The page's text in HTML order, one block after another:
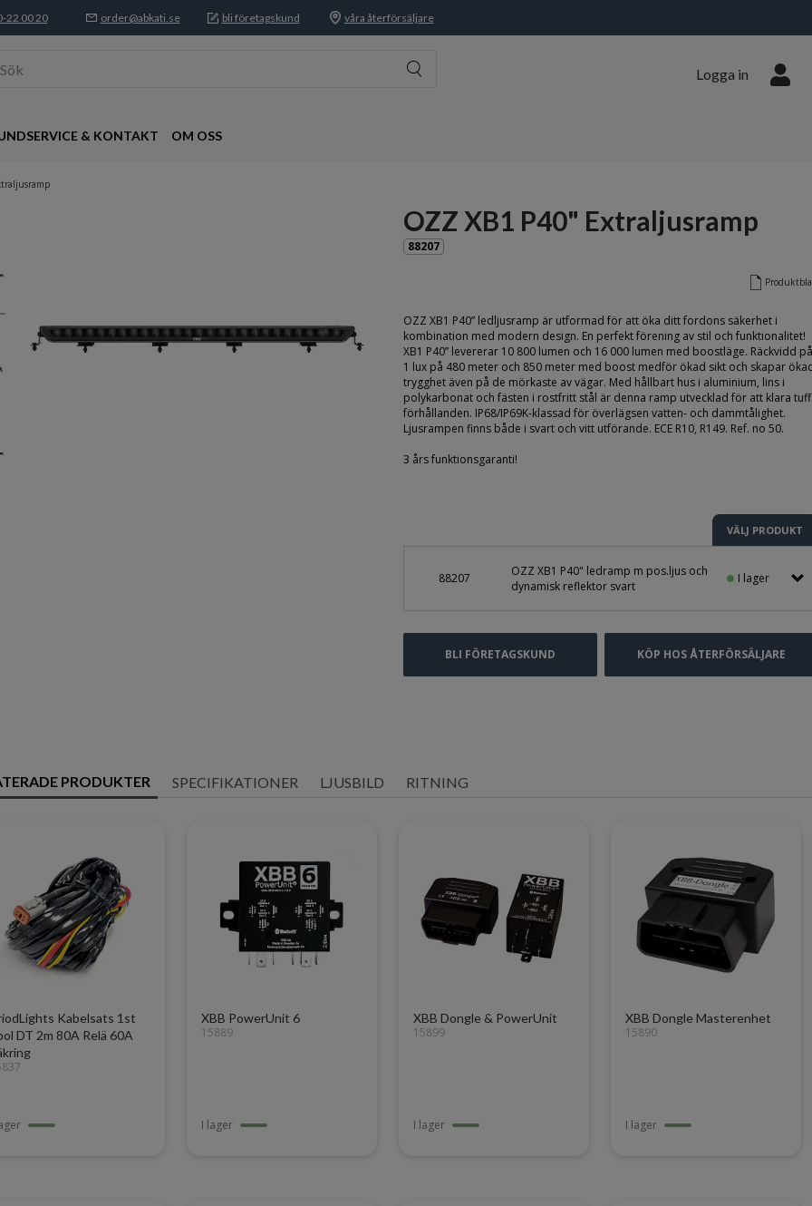
22 00 20 order@abkati.se bli företagskund våra återförsäljare
Sök Logga in
& KONTAKT OM OSS
OZZ XB1 P40" Extraljusramp
88207
OZZ XB1 P40” ledljusramp är utformad för att öka ditt fordons säkerhet i
kombination med modern design. En perfekt förening av stil och funktionalitet!
XB1 P40” levererar 10 800 lumen och 16 000 lumen med boostläge. Räckvidd på
1 lux på 480 meter och 850 meter med boost medför ökad sikt och skapar
trygghet även på de mörkaste av vägar. Med hållbart hus i aluminium, lins i
polykarbonat och fästen i rostfritt stål är denna ramp utvecklad för att klara
förhållanden. IP68/IP69K-klassad för överlägsen vatten- och dammtålighet.
Ljusrampen finns både i svart och vitt utförande. ECE R10, R149. Ref. no 50.
3 års funktionsgaranti!
VÄLJ PRODUKT
88207
OZZ XB1 P40" ledramp m pos.ljus och
dynamisk reflektor svart
I lager
BLI FÖRETAGSKUND KÖP HOS ÅTERFÖRSÄLJARE
PRODUKTER SPECIFIKATIONER LJUSBILD RITNING
Kabelsats 1st
DT 2m 80A Relä 60A
XBB PowerUnit 6
15889
I lager
XBB Dongle & PowerUnit
15899
I lager
XBB Dongle Masterenhet
15890
I lager